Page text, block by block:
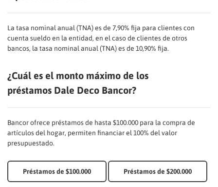
La tasa nominal anual (TNA) es de 7,90% fija para clientes con
cuenta sueldo en la entidad, en el caso de clientes de otros
bancos, la tasa nominal anual (TNA) es de 10,90% fija.
¿Cuál es el monto máximo de los
préstamos Dale Deco Bancor?
Bancor ofrece préstamos de hasta $100.000 para la compra de
artículos del hogar, permiten financiar el 100% del valor
presupuestado.
Préstamos de $100.000 Préstamos de $200.000